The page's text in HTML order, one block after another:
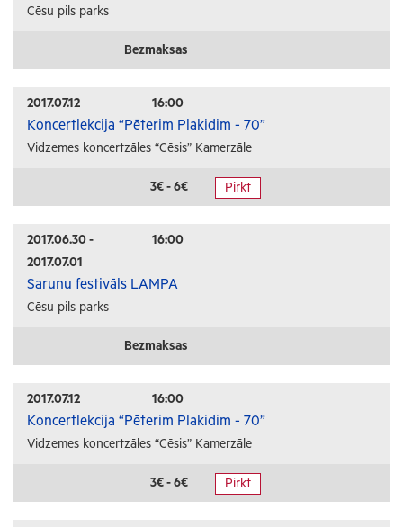
Ģimenēm ar bērniem
Cēsu pils parks
Bezmaksas
2017.07.12 16:00
Koncertlekcija “Pēterim Plakidim - 70”
Vidzemes koncertzāles “Cēsis” Kamerzāle
3€ - 6€ Pirkt
2017.06.30 -
2017.07.01
16:00
Sarunu festivāls LAMPA
Cēsu pils parks
Bezmaksas
2017.07.12 16:00
Koncertlekcija “Pēterim Plakidim - 70”
Vidzemes koncertzāles “Cēsis” Kamerzāle
3€ - 6€ Pirkt